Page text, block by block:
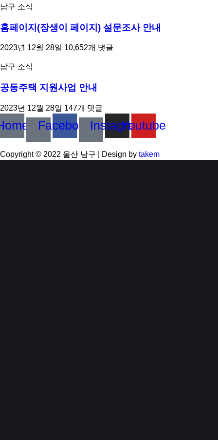
남구 소식
홈페이지(장생이 페이지) 설문조사 안내
2023년 12월 28일 10,652개 댓글
남구 소식
공동주택 지원사업 안내
2023년 12월 28일 147개 댓글
FacebookInstagram
Youtube
Copyright © 2022 울산 남구 | Design by takem